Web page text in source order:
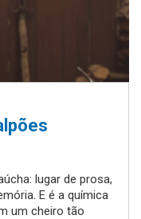
lugar de prosa,
E é a química
um cheiro tão